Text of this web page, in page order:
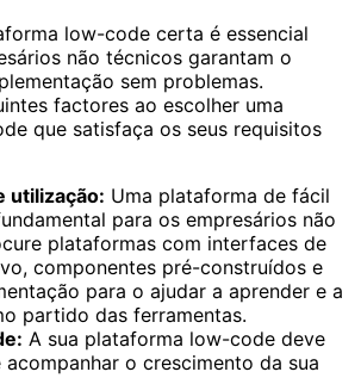
low-code certa é essencial
não técnicos garantam o
sem problemas.
factores ao escolher uma
que satisfaça os seus requisitos
utilização: Uma plataforma de fácil
para os empresários não
plataformas com interfaces de
componentes pré-construídos e
para o ajudar a aprender e a
partido das ferramentas.
A sua plataforma low-code deve
acompanhar o crescimento da sua